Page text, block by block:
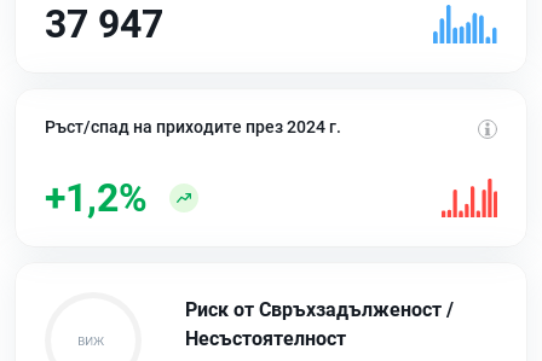
37 947
Ръст/спад на приходите през 2024 г.
+1,2%
Риск от Свръхзадълженост /
Несъстоятелност